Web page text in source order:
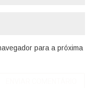
para a próxima